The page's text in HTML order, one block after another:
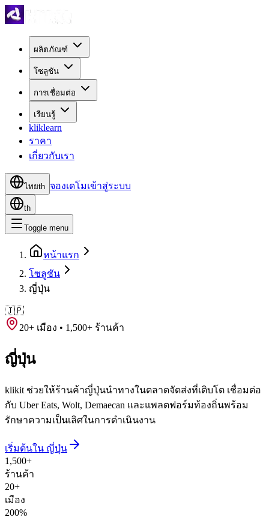
ผลิตภัณฑ์
โซลูชัน
การเชื่อมต่อ
เรียนรู้
kliklearn
ราคา
เกี่ยวกับเรา
ไทยth จองเดโมเข้าสู่ระบบ
th
Toggle menu
หน้าแรก
โซลูชัน
ญี่ปุ่น
🇯🇵
20+ เมือง • 1,500+ ร้านค้า
ญี่ปุ่น
klikit ช่วยให้ร้านค้าญี่ปุ่นนำทางในตลาดจัดส่งที่เติบโต เชื่อมต่อ
กับ Uber Eats, Wolt, Demaecan และแพลตฟอร์มท้องถิ่นพร้อม
รักษาความเป็นเลิศในการดำเนินงาน
เริ่มต้นใน ญี่ปุ่น
1,500+
ร้านค้า
20+
เมือง
200%